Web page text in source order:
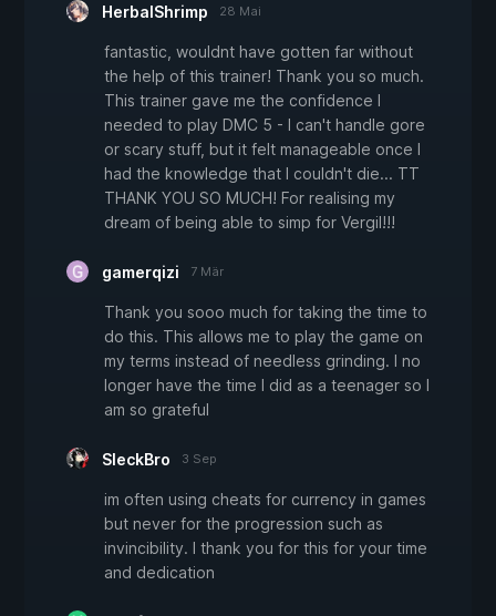
HerbalShrimp 28 Mai
fantastic, wouldnt have gotten far without
the help of this trainer! Thank you so much.
This trainer gave me the confidence I
needed to play DMC 5 - I can't handle gore
or scary stuff, but it felt manageable once I
had the knowledge that I couldn't die... TT
THANK YOU SO MUCH! For realising my
dream of being able to simp for Vergil!!!
gamerqizi 7 Mär
Thank you sooo much for taking the time to
do this. This allows me to play the game on
my terms instead of needless grinding. I no
longer have the time I did as a teenager so I
am so grateful
SleckBro 3 Sep
im often using cheats for currency in games
but never for the progression such as
invincibility. I thank you for this for your time
and dedication